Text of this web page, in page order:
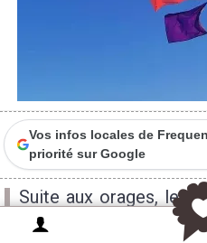
Vos infos locales de
priorité sur Google
Suite aux orages, le
sur quasiment toutes
La baignade y est